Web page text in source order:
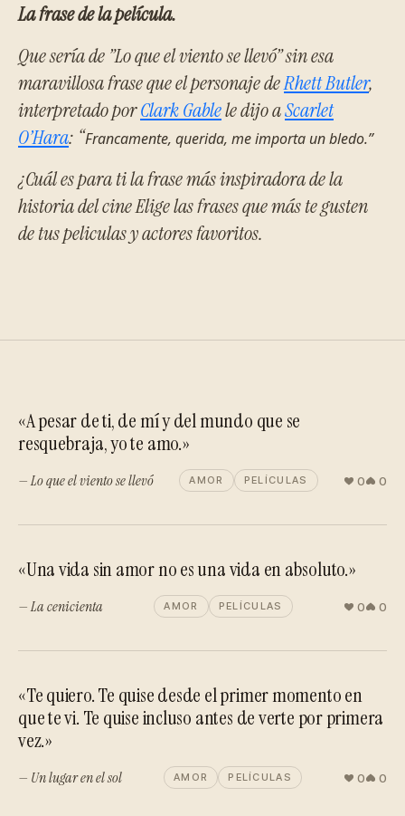
La frase de la película.
Que sería de ”Lo que el viento se llevó” sin esa
maravillosa frase que el personaje deRhett Butler,
interpretado porClark Gablele dijo aScarlet
O’Hara: “Francamente, querida, me importa un bledo.”
¿Cuál es para ti la frase más inspiradora de la
historia del cine Elige las frases que más te gusten
de tus peliculas y actores favoritos.
«A pesar de ti, de mí y del mundo que se
resquebraja, yo te amo.»
— Lo que el viento se llevó AMOR PELÍCULAS 0 0
«Una vida sin amor no es una vida en absoluto.»
— La cenicienta AMOR PELÍCULAS 0 0
«Te quiero. Te quise desde el primer momento en
que te vi. Te quise incluso antes de verte por primera
vez.»
— Un lugar en el sol AMOR PELÍCULAS 0 0